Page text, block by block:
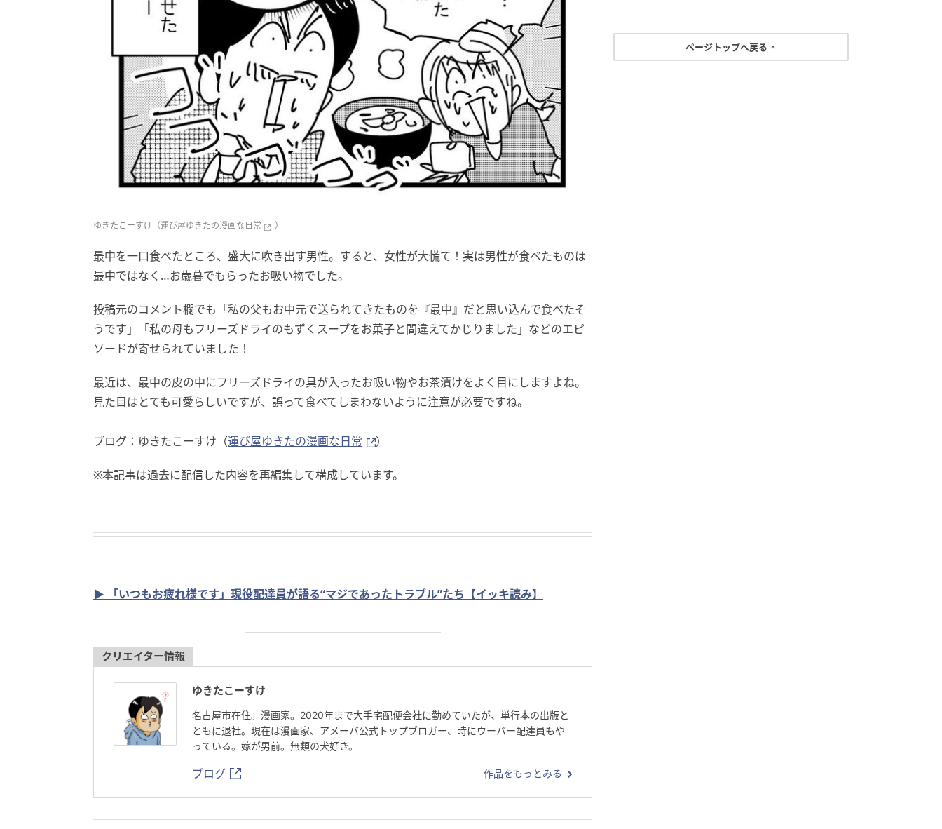
ゆきたこーすけ（運び屋ゆきたの漫画な日常 ）
最中を一口食べたところ、盛大に吹き出す男性。すると、女性が大慌て！実は男性が食べたものは
最中ではなく…お歳暮でもらったお吸い物でした。
投稿元のコメント欄でも「私の父もお中元で送られてきたものを『最中』だと思い込んで食べたそ
うです」「私の母もフリーズドライのもずくスープをお菓子と間違えてかじりました」などのエピ
ソードが寄せられていました！
最近は、最中の皮の中にフリーズドライの具が入ったお吸い物やお茶漬けをよく目にしますよね。
見た目はとても可愛らしいですが、誤って食べてしまわないように注意が必要ですね。
ブログ：ゆきたこーすけ（運び屋ゆきたの漫画な日常 ）
※本記事は過去に配信した内容を再編集して構成しています。
▶ 「いつもお疲れ様です」現役配達員が語る“マジであったトラブル”たち【イッキ読み】
クリエイター情報
ゆきたこーすけ
名古屋市在住。漫画家。2020年まで大手宅配便会社に勤めていたが、単行本の出版と
ともに退社。現在は漫画家、アメーバ公式トップブロガー、時にウーバー配達員もや
っている。嫁が男前。無類の犬好き。
作品をもっとみる
ページトップへ戻る